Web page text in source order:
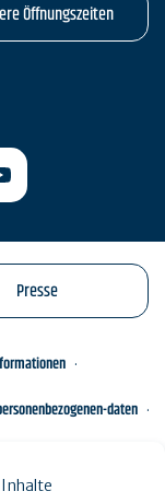
Öffnungszeiten
Presse
daten